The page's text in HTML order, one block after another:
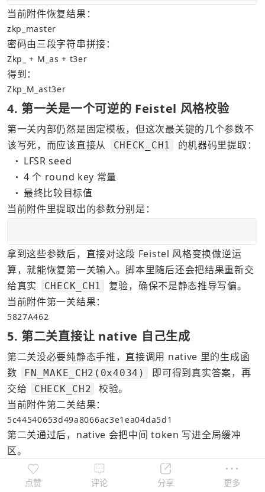
当前附件恢复结果：
zkp_master
密码由三段字符串拼接：
Zkp_ + M_as + t3er
得到：
Zkp_M_ast3er
4. 第一关是一个可逆的 Feistel 风格校验
第一关内部仍然是固定模板，但这次最关键的几个参数不
该写死，而应该直接从
CHECK_CH1 的机器码里提取：
● LFSR seed
● 4 个 round key 常量
●
最终比较目标值
当前附件里提取出的参数分别是：
拿到这些参数后，直接对这段 Feistel 风格变换做逆运
算，就能恢复第一关输入。脚本里随后还会把结果重新交
给真实
CHECK_CH1
复验，确保不是静态推导写偏。
当前附件第一关结果：
5827A462
5. 第二关直接让 native 自己生成
第二关没必要纯静态手推，直接调用 native 里的生成函
数
FN_MAKE_CH2(0x4034)
即可得到真实答案，再
交给
CHECK_CH2
校验。
当前附件第二关结果：
5c44540653d49a8066ac3e1ea04da5d1
第二关通过后，native 会把中间 token 写进全局缓冲
区。
当前附件 token：
1dae0a8f1f76671bf03701dfc420d400
点赞 评论 分享 更多